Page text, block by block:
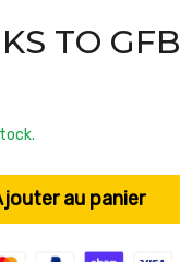
TO GFB
au panier